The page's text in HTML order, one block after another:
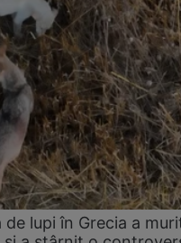
lupi în Grecia a